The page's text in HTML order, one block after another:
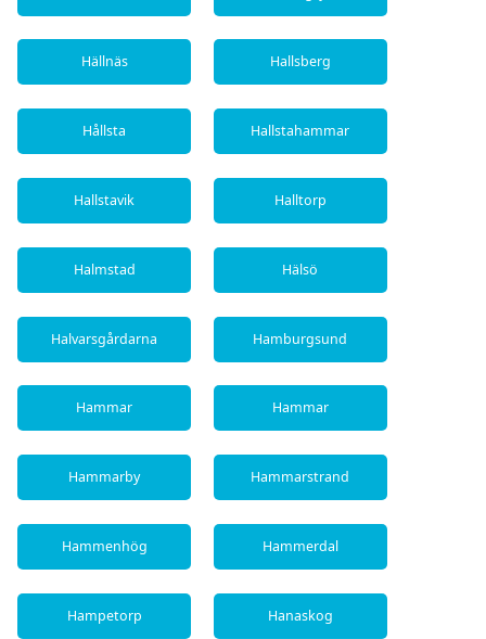
Hällnäs Hallsberg
Hållsta Hallstahammar
Hallstavik Halltorp
Halmstad Hälsö
Halvarsgårdarna Hamburgsund
Hammar Hammar
Hammarby Hammarstrand
Hammenhög Hammerdal
Hampetorp Hanaskog